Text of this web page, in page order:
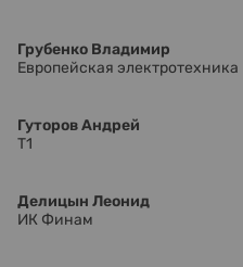
Грубенко Владимир
Европейская электротехника
Гуторов Андрей
Т1
Делицын Леонид
ИК Финам